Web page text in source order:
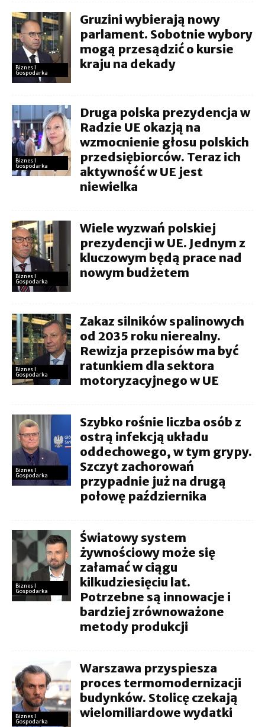
Biznes I
Gospodarka
Gruzini wybierają nowy
parlament. Sobotnie wybory
mogą przesądzić o kursie
kraju na dekady
Biznes I
Gospodarka
Druga polska prezydencja w
Radzie UE okazją na
wzmocnienie głosu polskich
przedsiębiorców. Teraz ich
aktywność w UE jest
niewielka
Biznes I
Gospodarka
Wiele wyzwań polskiej
prezydencji w UE. Jednym z
kluczowym będą prace nad
nowym budżetem
Biznes I
Gospodarka
Zakaz silników spalinowych
od 2035 roku nierealny.
Rewizja przepisów ma być
ratunkiem dla sektora
motoryzacyjnego w UE
Biznes I
Gospodarka
Szybko rośnie liczba osób z
ostrą infekcją układu
oddechowego, w tym grypy.
Szczyt zachorowań
przypadnie już na drugą
połowę października
Biznes I
Gospodarka
Światowy system
żywnościowy może się
załamać w ciągu
kilkudziesięciu lat.
Potrzebne są innowacje i
bardziej zrównoważone
metody produkcji
Biznes I
Gospodarka
Warszawa przyspiesza
proces termomodernizacji
budynków. Stolicę czekają
wielomiliardowe wydatki